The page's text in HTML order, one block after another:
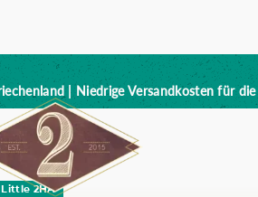
| Niedrige Versandkosten für die
Little 2HA